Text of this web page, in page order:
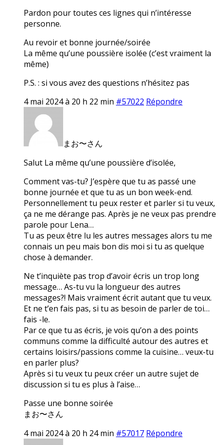
Pardon pour toutes ces lignes qui n’intéresse
personne.
Au revoir et bonne journée/soirée
La même qu’une poussière isolée (c’est vraiment la
même)
P.S. : si vous avez des questions n’hésitez pas
4 mai 2024 à 20 h 22 min #57022 Répondre
まお〜さん
Salut La même qu’une poussière d’isolée,
Comment vas-tu? J’espère que tu as passé une
bonne journée et que tu as un bon week-end.
Personnellement tu peux rester et parler si tu veux,
ça ne me dérange pas. Après je ne veux pas prendre
parole pour Lena…
Tu as peux être lu les autres messages alors tu me
connais un peu mais bon dis moi si tu as quelque
chose à demander.
Ne t’inquiète pas trop d’avoir écris un trop long
message… As-tu vu la longueur des autres
messages?! Mais vraiment écrit autant que tu veux.
Et ne t’en fais pas, si tu as besoin de parler de toi…
fais -le.
Par ce que tu as écris, je vois qu’on a des points
communs comme la difficulté autour des autres et
certains loisirs/passions comme la cuisine… veux-tu
en parler plus?
Après si tu veux tu peux créer un autre sujet de
discussion si tu es plus à l’aise…
Passe une bonne soirée
まお〜さん
4 mai 2024 à 20 h 24 min #57017 Répondre